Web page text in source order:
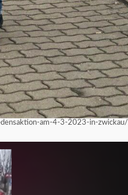
am-4-3-2023-in-zwickau/